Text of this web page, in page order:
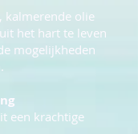
kalmerende olie
het hart te leven
mogelijkheden
een krachtige